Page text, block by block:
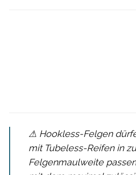
⚠ Hookless-Felgen
mit Tubeless-Reifen in
Felgenmaulweite